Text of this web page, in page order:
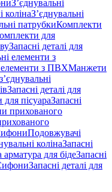
З’єднувальні
колінаЗ’єднувальні
патрубкиКомплекти
для
Запасні деталі для
елементи з
елементи з ПВХМанжети
Запасні деталі для
пісуараЗапасні
прихованого
Подовжувачі
колінаЗапасні
арматура для бідеЗапасні
Запасні деталі для